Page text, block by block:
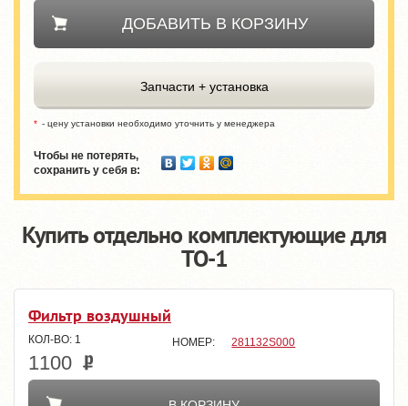
ДОБАВИТЬ В КОРЗИНУ
Запчасти + установка
- цену установки необходимо уточнить у менеджера
Чтобы не потерять,
сохранить у себя в:
Купить отдельно комплектующие для
TO-1
Фильтр воздушный
1 281132S000
1100